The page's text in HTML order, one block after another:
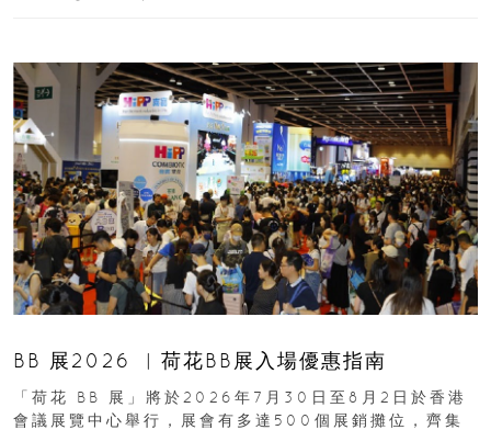
BB 展2026 ︳荷花BB展入場優惠指南
「荷花 BB 展」將於2026年7月30日至8月2日於香港
會議展覽中心舉行，展會有多達500個展銷攤位，齊集